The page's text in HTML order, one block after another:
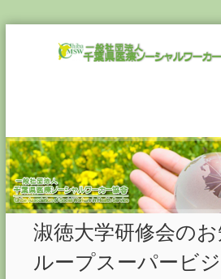
一
般
人
千
葉
県
医
療
ソ
淑徳大学研修会の
ループスーパービ